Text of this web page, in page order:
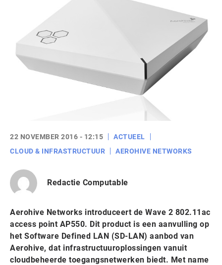
22 NOVEMBER 2016 - 12:15
ACTUEEL
CLOUD & INFRASTRUCTUUR
AEROHIVE NETWORKS
Redactie Computable
Aerohive Networks introduceert de Wave 2 802.11ac
access point AP550. Dit product is een aanvulling op
het Software Defined LAN (SD-LAN) aanbod van
Aerohive, dat infrastructuuroplossingen vanuit
cloudbeheerde toegangsnetwerken biedt. Met name